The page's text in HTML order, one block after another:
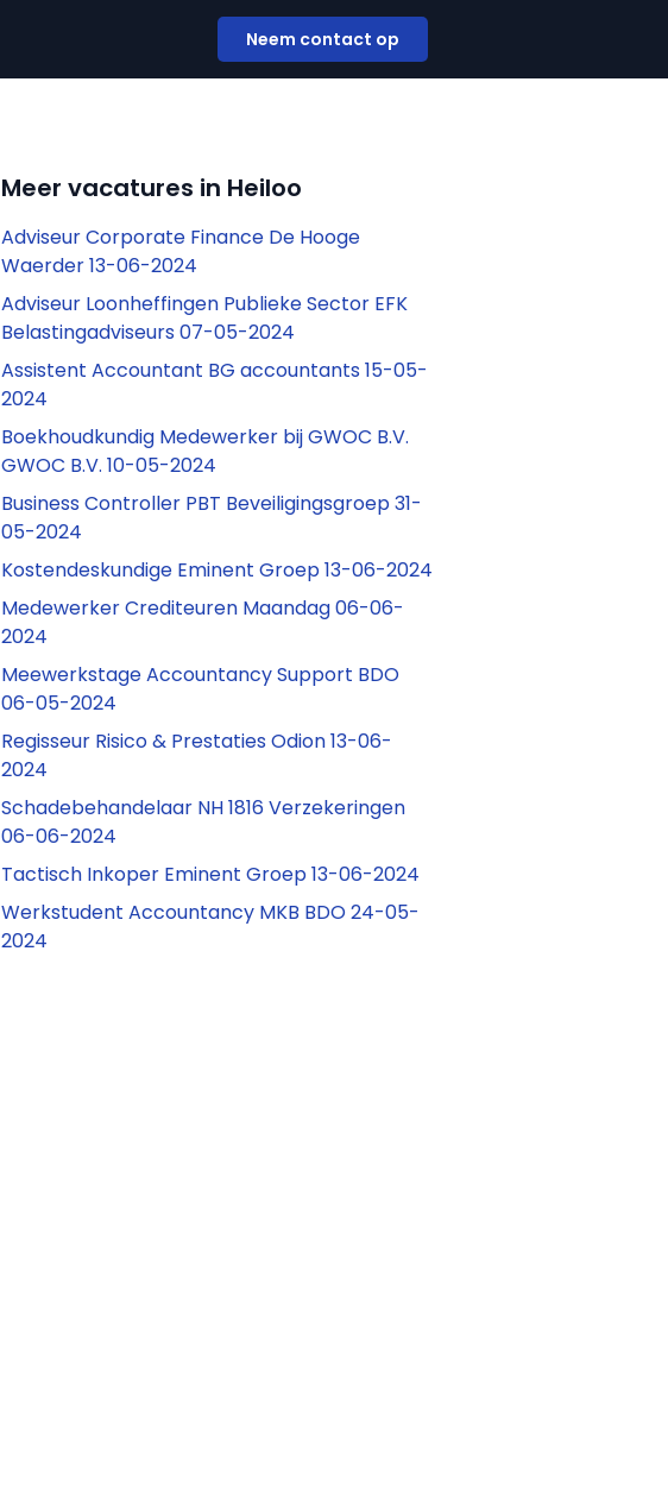
Neem contact op
Meer vacatures in Heiloo
Adviseur Corporate Finance De Hooge
Waerder 13-06-2024
Adviseur Loonheffingen Publieke Sector EFK
Belastingadviseurs 07-05-2024
Assistent Accountant BG accountants 15-05-
2024
Boekhoudkundig Medewerker bij GWOC B.V.
GWOC B.V. 10-05-2024
Business Controller PBT Beveiligingsgroep 31-
05-2024
Kostendeskundige Eminent Groep 13-06-2024
Medewerker Crediteuren Maandag 06-06-
2024
Meewerkstage Accountancy Support BDO
06-05-2024
Regisseur Risico & Prestaties Odion 13-06-
2024
Schadebehandelaar NH 1816 Verzekeringen
06-06-2024
Tactisch Inkoper Eminent Groep 13-06-2024
Werkstudent Accountancy MKB BDO 24-05-
2024